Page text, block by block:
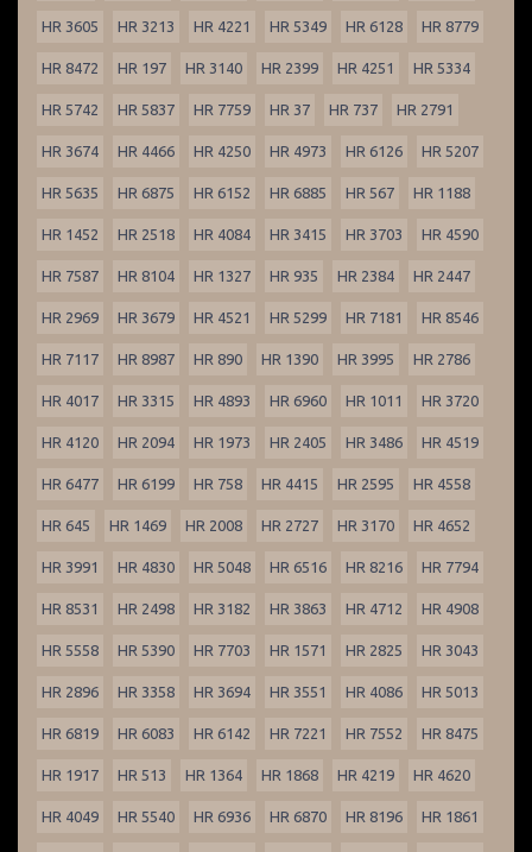
HR 3605 HR 3213 HR 4221 HR 5349 HR 6128 HR 8779
HR 8472 HR 197 HR 3140 HR 2399 HR 4251 HR 5334
HR 5742 HR 5837 HR 7759 HR 37 HR 737 HR 2791
HR 3674 HR 4466 HR 4250 HR 4973 HR 6126 HR 5207
HR 5635 HR 6875 HR 6152 HR 6885 HR 567 HR 1188
HR 1452 HR 2518 HR 4084 HR 3415 HR 3703 HR 4590
HR 7587 HR 8104 HR 1327 HR 935 HR 2384 HR 2447
HR 2969 HR 3679 HR 4521 HR 5299 HR 7181 HR 8546
HR 7117 HR 8987 HR 890 HR 1390 HR 3995 HR 2786
HR 4017 HR 3315 HR 4893 HR 6960 HR 1011 HR 3720
HR 4120 HR 2094 HR 1973 HR 2405 HR 3486 HR 4519
HR 6477 HR 6199 HR 758 HR 4415 HR 2595 HR 4558
HR 645 HR 1469 HR 2008 HR 2727 HR 3170 HR 4652
HR 3991 HR 4830 HR 5048 HR 6516 HR 8216 HR 7794
HR 8531 HR 2498 HR 3182 HR 3863 HR 4712 HR 4908
HR 5558 HR 5390 HR 7703 HR 1571 HR 2825 HR 3043
HR 2896 HR 3358 HR 3694 HR 3551 HR 4086 HR 5013
HR 6819 HR 6083 HR 6142 HR 7221 HR 7552 HR 8475
HR 1917 HR 513 HR 1364 HR 1868 HR 4219 HR 4620
HR 4049 HR 5540 HR 6936 HR 6870 HR 8196 HR 1861